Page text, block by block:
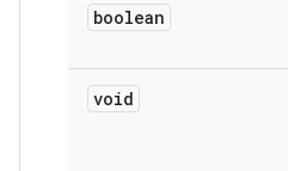
boolean
void